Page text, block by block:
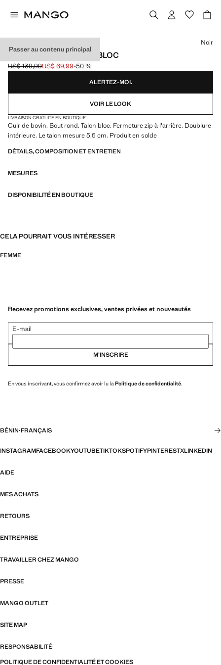
Passer au contenu principal
BOTTINES CUIR TALON BLOC
Prix initial barré [US$ 139,99 ]
US$ 139,99
Prix actuel [US$ 69,99 ]
US$ 69,99-50 %
Choisissez une couleur
Noir
ALERTEZ-MOI.
VOIR LE LOOK
LIVRAISON GRATUITE EN BOUTIQUE
Cuir de bovin. Bout rond. Talon bloc. Fermeture zip à l'arrière. Doublure
intérieure. Le talon mesure 5,5 cm. Produit en solde
DÉTAILS, COMPOSITION ET ENTRETIEN
MESURES
DISPONIBILITÉ EN BOUTIQUE
CELA POURRAIT VOUS INTÉRESSER
FEMME
Recevez promotions exclusives, ventes privées et nouveautés
E-mail
M’INSCRIRE
En vous inscrivant, vous confirmez avoir lu la Politique de confidentialité.
BÉNIN·FRANÇAIS
INSTAGRAMFACEBOOKYOUTUBETIKTOKSPOTIFYPINTERESTXLINKEDIN
AIDE
MES ACHATS
RETOURS
ENTREPRISE
TRAVAILLER CHEZ MANGO
PRESSE
MANGO OUTLET
SITE MAP
RESPONSABILITÉ
POLITIQUE DE CONFIDENTIALITÉ ET COOKIES